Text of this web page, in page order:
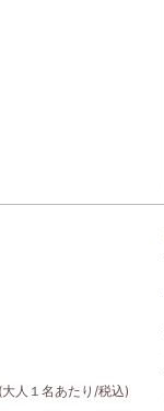
人１名あたり/税込)